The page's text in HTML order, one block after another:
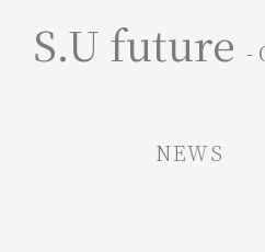
S.U future -
NEWS